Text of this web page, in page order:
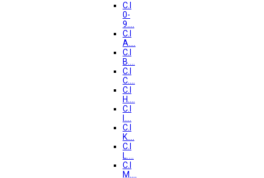
C.I
0-
9....
C.I
A....
C.I
B....
C.I
C....
C.I
H....
C.I
C.I
K....
C.I
L....
C.I
M....